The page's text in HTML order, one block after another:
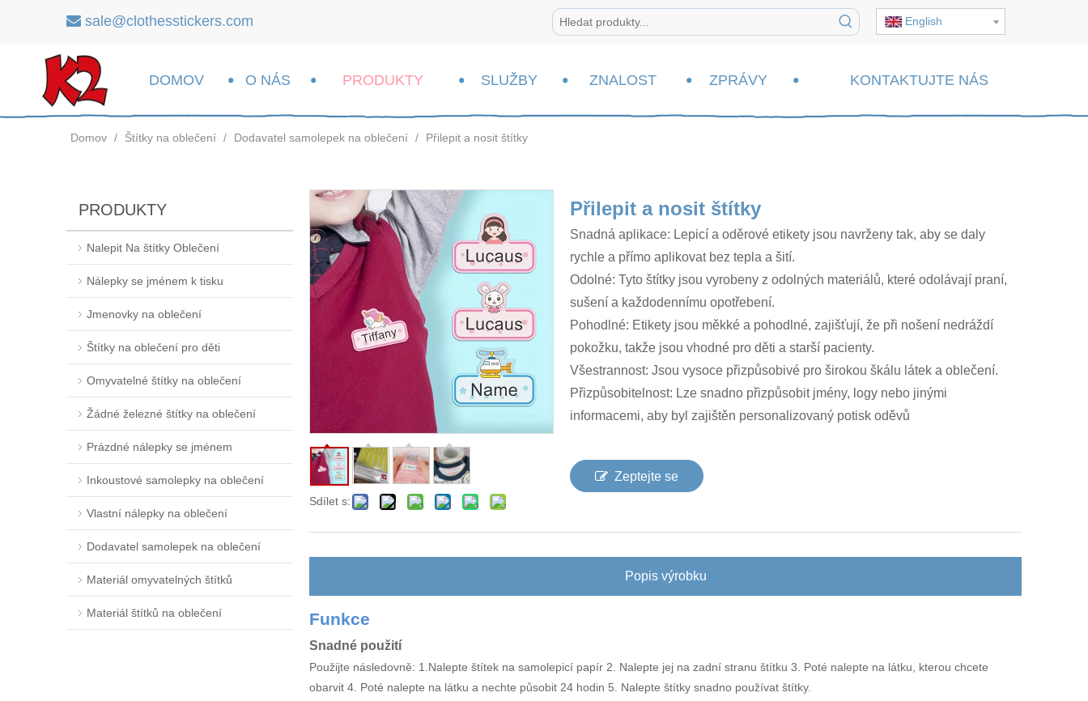
 sale@clothesstickers.com English
DOMOV O NÁS PRODUKTY SLUŽBY ZNALOST ZPRÁVY KONTAKTUJTE NÁS
Domov / Štítky na oblečení / Dodavatel samolepek na oblečení / Přilepit a nosit štítky
PRODUKTY
Nalepit Na štítky Oblečení
Nálepky se jménem k tisku
Jmenovky na oblečení
Štítky na oblečení pro děti
Omyvatelné štítky na oblečení
Žádné železné štítky na oblečení
Prázdné nálepky se jménem
Inkoustové samolepky na oblečení
Vlastní nálepky na oblečení
Dodavatel samolepek na oblečení
Materiál omyvatelných štítků
Materiál štítků na oblečení
Sdílet s:
Přilepit a nosit štítky
Snadná aplikace: Lepicí a oděrové etikety jsou navrženy tak, aby se daly
rychle a přímo aplikovat bez tepla a šití.
Odolné: Tyto štítky jsou vyrobeny z odolných materiálů, které odolávají praní,
sušení a každodennímu opotřebení.
Pohodlné: Etikety jsou měkké a pohodlné, zajišťují, že při nošení nedráždí
pokožku, takže jsou vhodné pro děti a starší pacienty.
Všestrannost: Jsou vysoce přizpůsobivé pro širokou škálu látek a oblečení.
Přizpůsobitelnost: Lze snadno přizpůsobit jmény, logy nebo jinými
informacemi, aby byl zajištěn personalizovaný potisk oděvů
Zeptejte se
Popis výrobku
Funkce
Snadné použití
Použijte následovně: 1.Nalepte štítek na samolepicí papír 2. Nalepte jej na zadní stranu štítku 3. Poté nalepte na látku, kterou chcete
obarvit 4. Poté nalepte na látku a nechte působit 24 hodin 5. Nalepte štítky snadno používat štítky.